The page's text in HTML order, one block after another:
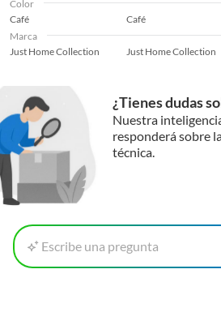
Color
Café
Café
Marca
Just Home Collection
Just Home Collection
¿Tienes dudas
Nuestra
responderá sobre
técnica.
Escribe una pregunta